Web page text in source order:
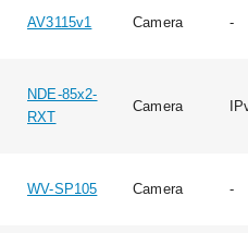
AV3115v1 Camera -
NDE-85x2-
RXT
Camera
WV-SP105 Camera -